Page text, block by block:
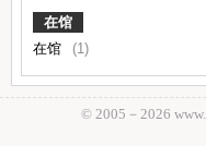
在馆
在馆
(1)
© 2005－ 2026